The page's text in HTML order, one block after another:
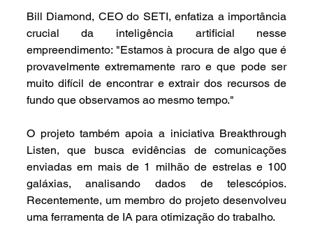
Bill Diamond, CEO do SETI, enfatiza a importância
crucial da inteligência artificial nesse
empreendimento: "Estamos à procura de algo que é
provavelmente extremamente raro e que pode ser
muito difícil de encontrar e extrair dos recursos de
fundo que observamos ao mesmo tempo."
O projeto também apoia a iniciativa Breakthrough
Listen, que busca evidências de comunicações
enviadas em mais de 1 milhão de estrelas e 100
galáxias, analisando dados de telescópios.
Recentemente, um membro do projeto desenvolveu
uma ferramenta de IA para otimização do trabalho.